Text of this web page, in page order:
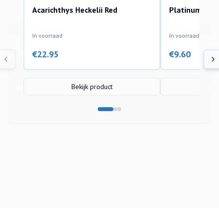
aquariumvissen
Acarichthys Heckelii Red
In voorraad
€22.95
Bekijk product
aquariumvissen
Platinum
In voorraad
€9.60